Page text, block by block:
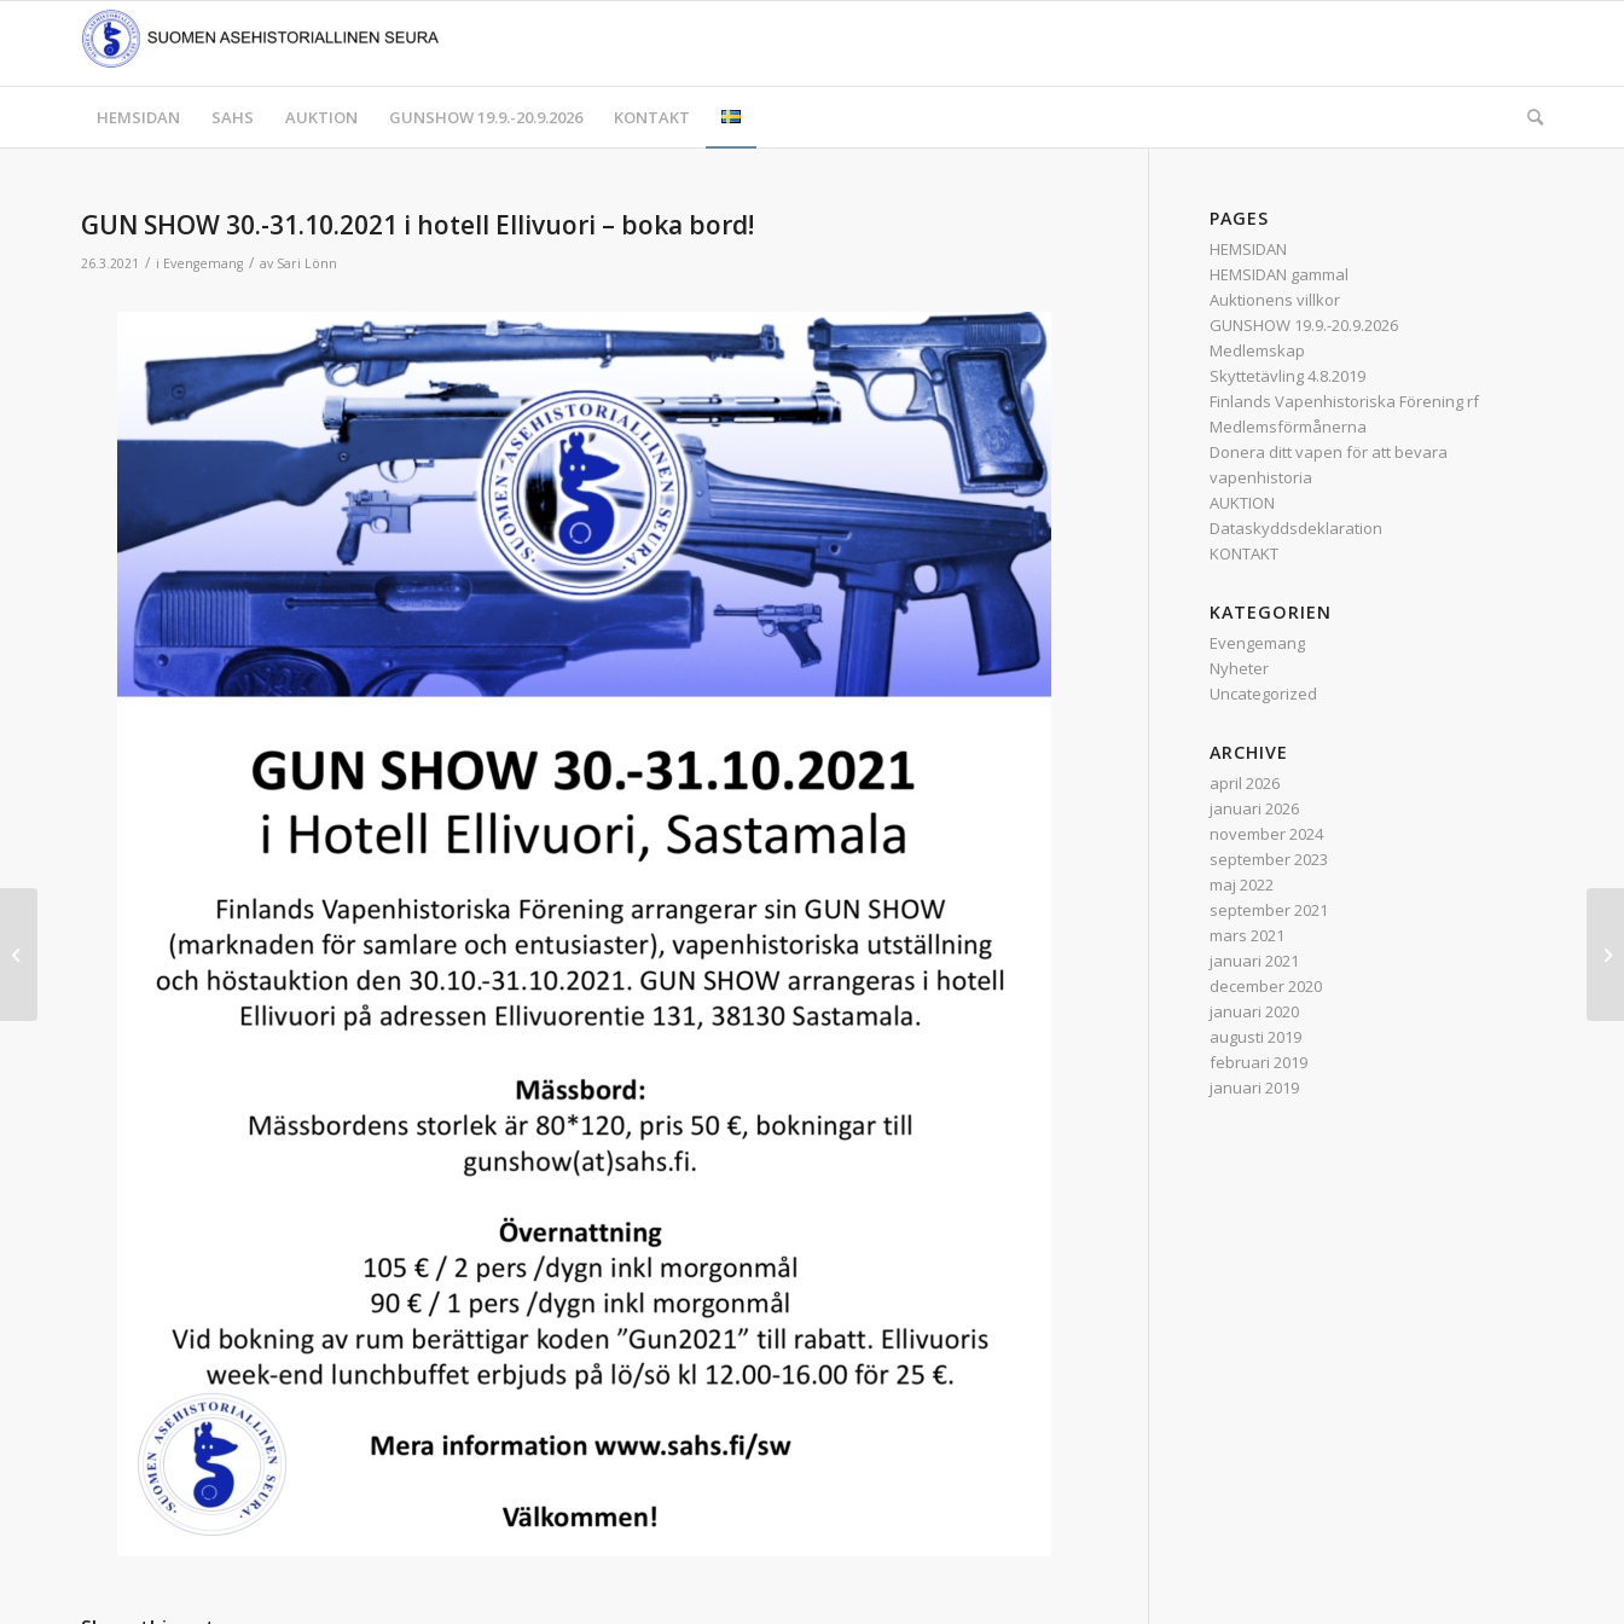
HEMSIDAN SAHS AUKTION GUNSHOW 19.9.-20.9.2026 KONTAKT
GUN SHOW 30.-31.10.2021 i hotell Ellivuori – boka bord!
26.3.2021 / i Evengemang / av Sari Lönn
PAGES
HEMSIDAN
HEMSIDAN gammal
Auktionens villkor
GUNSHOW 19.9.-20.9.2026
Medlemskap
Skyttetävling 4.8.2019
Finlands Vapenhistoriska Förening rf
Medlemsförmånerna
Donera ditt vapen för att bevara
vapenhistoria
AUKTION
Dataskyddsdeklaration
KONTAKT
KATEGORIEN
Evengemang
Nyheter
Uncategorized
ARCHIVE
april 2026
januari 2026
november 2024
september 2023
maj 2022
september 2021
mars 2021
januari 2021
december 2020
januari 2020
augusti 2019
februari 2019
januari 2019
SAHS VÅRAUKTION söndag